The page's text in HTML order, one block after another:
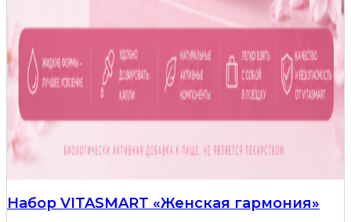
Набор VITASMART «Женская гармония»